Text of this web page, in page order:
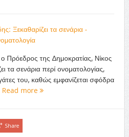
της Δημοκρατίας, Νίκος
τα σενάρια περί ονοματολογίας,
του, καθώς εμφανίζεται σφόδρα
Read more
Share